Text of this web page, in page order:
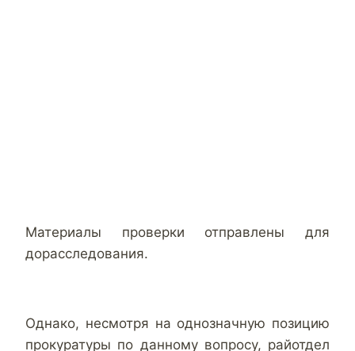
Материалы проверки отправлены для
дорасследования.
Однако, несмотря на однозначную позицию
прокуратуры по данному вопросу, райотдел